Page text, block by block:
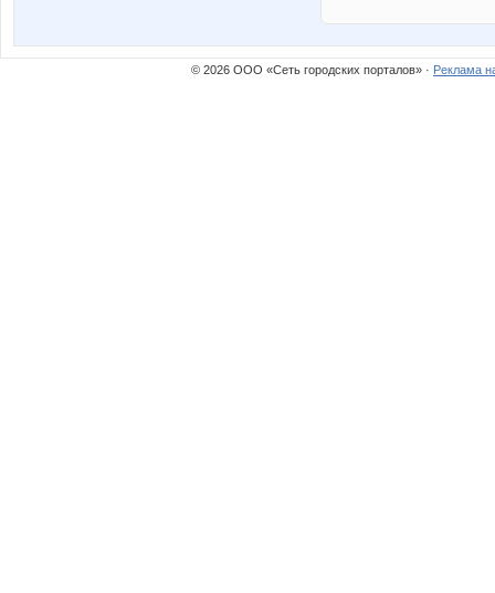
© 2026 ООО «Сеть городских порталов» · Реклама